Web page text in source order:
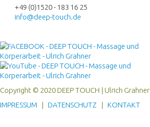
+49 (0)1520 - 183 16 25
info@deep-touch.de
Copyright © 2020 DEEP TOUCH | Ulrich Grahner
IMPRESSUM | DATENSCHUTZ | KONTAKT